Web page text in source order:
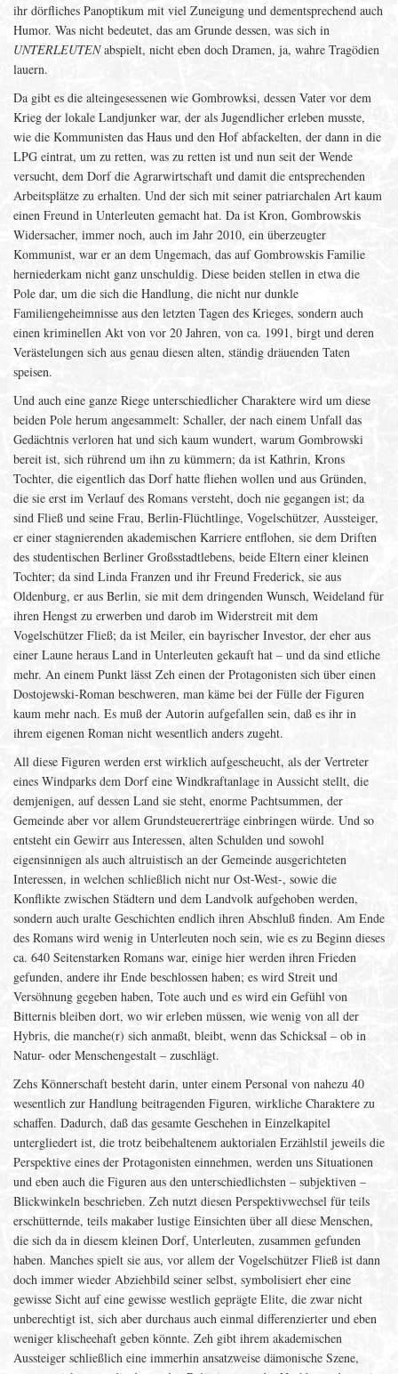
ihr dörfliches Panoptikum mit viel Zuneigung und dementsprechend auch
Humor. Was nicht bedeutet, das am Grunde dessen, was sich in
UNTERLEUTENabspielt, nicht eben doch Dramen, ja, wahre Tragödien
lauern.
Da gibt es die alteingesessenen wie Gombrowksi, dessen Vater vor dem
Krieg der lokale Landjunker war, der als Jugendlicher erleben musste,
wie die Kommunisten das Haus und den Hof abfackelten, der dann in die
LPG eintrat, um zu retten, was zu retten ist und nun seit der Wende
versucht, dem Dorf die Agrarwirtschaft und damit die entsprechenden
Arbeitsplätze zu erhalten. Und der sich mit seiner patriarchalen Art kaum
einen Freund in Unterleuten gemacht hat. Da ist Kron, Gombrowskis
Widersacher, immer noch, auch im Jahr 2010, ein überzeugter
Kommunist, war er an dem Ungemach, das auf Gombrowskis Familie
herniederkam nicht ganz unschuldig. Diese beiden stellen in etwa die
Pole dar, um die sich die Handlung, die nicht nur dunkle
Familiengeheimnisse aus den letzten Tagen des Krieges, sondern auch
einen kriminellen Akt von vor 20 Jahren, von ca. 1991, birgt und deren
Verästelungen sich aus genau diesen alten, ständig dräuenden Taten
speisen.
Und auch eine ganze Riege unterschiedlicher Charaktere wird um diese
beiden Pole herum angesammelt: Schaller, der nach einem Unfall das
Gedächtnis verloren hat und sich kaum wundert, warum Gombrowski
bereit ist, sich rührend um ihn zu kümmern; da ist Kathrin, Krons
Tochter, die eigentlich das Dorf hatte fliehen wollen und aus Gründen,
die sie erst im Verlauf des Romans versteht, doch nie gegangen ist; da
sind Fließ und seine Frau, Berlin-Flüchtlinge, Vogelschützer, Aussteiger,
er einer stagnierenden akademischen Karriere entflohen, sie dem Driften
des studentischen Berliner Großsstadtlebens, beide Eltern einer kleinen
Tochter; da sind Linda Franzen und ihr Freund Frederick, sie aus
Oldenburg, er aus Berlin, sie mit dem dringenden Wunsch, Weideland für
ihren Hengst zu erwerben und darob im Widerstreit mit dem
Vogelschützer Fließ; da ist Meiler, ein bayrischer Investor, der eher aus
einer Laune heraus Land in Unterleuten gekauft hat – und da sind etliche
mehr. An einem Punkt lässt Zeh einen der Protagonisten sich über einen
Dostojewski-Roman beschweren, man käme bei der Fülle der Figuren
kaum mehr nach. Es muß der Autorin aufgefallen sein, daß es ihr in
ihrem eigenen Roman nicht wesentlich anders zugeht.
All diese Figuren werden erst wirklich aufgescheucht, als der Vertreter
eines Windparks dem Dorf eine Windkraftanlage in Aussicht stellt, die
demjenigen, auf dessen Land sie steht, enorme Pachtsummen, der
Gemeinde aber vor allem Grundsteuererträge einbringen würde. Und so
entsteht ein Gewirr aus Interessen, alten Schulden und sowohl
eigensinnigen als auch altruistisch an der Gemeinde ausgerichteten
Interessen, in welchen schließlich nicht nur Ost-West-, sowie die
Konflikte zwischen Städtern und dem Landvolk aufgehoben werden,
sondern auch uralte Geschichten endlich ihren Abschluß finden. Am Ende
des Romans wird wenig in Unterleuten noch sein, wie es zu Beginn dieses
ca. 640 Seitenstarken Romans war, einige hier werden ihren Frieden
gefunden, andere ihr Ende beschlossen haben; es wird Streit und
Versöhnung gegeben haben, Tote auch und es wird ein Gefühl von
Bitternis bleiben dort, wo wir erleben müssen, wie wenig von all der
Hybris, die manche(r) sich anmaßt, bleibt, wenn das Schicksal – ob in
Natur- oder Menschengestalt – zuschlägt.
Zehs Könnerschaft besteht darin, unter einem Personal von nahezu 40
wesentlich zur Handlung beitragenden Figuren, wirkliche Charaktere zu
schaffen. Dadurch, daß das gesamte Geschehen in Einzelkapitel
untergliedert ist, die trotz beibehaltenem auktorialen Erzählstil jeweils die
Perspektive eines der Protagonisten einnehmen, werden uns Situationen
und eben auch die Figuren aus den unterschiedlichsten – subjektiven –
Blickwinkeln beschrieben. Zeh nutzt diesen Perspektivwechsel für teils
erschütternde, teils makaber lustige Einsichten über all diese Menschen,
die sich da in diesem kleinen Dorf, Unterleuten, zusammen gefunden
haben. Manches spielt sie aus, vor allem der Vogelschützer Fließ ist dann
doch immer wieder Abziehbild seiner selbst, symbolisiert eher eine
gewisse Sicht auf eine gewisse westlich geprägte Elite, die zwar nicht
unberechtigt ist, sich aber durchaus auch einmal differenzierter und eben
weniger klischeehaft geben könnte. Zeh gibt ihrem akademischen
Aussteiger schließlich eine immerhin ansatzweise dämonische Szene,